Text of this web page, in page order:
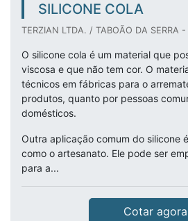
SILICONE COLA
TERZIAN LTDA. / TABOÃO DA SERRA -
O silicone cola é um material que
viscosa e que não tem cor. O
técnicos em fábricas para o
produtos, quanto por pessoas
domésticos.
Outra aplicação comum do silicone
como o artesanato. Ele pode ser
para a...
Cotar agora